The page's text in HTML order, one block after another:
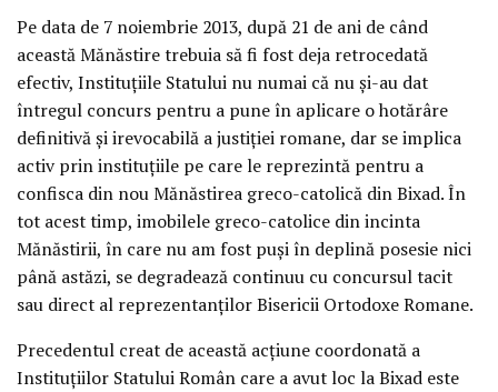
Pe data de 7 noiembrie 2013, după 21 de ani de când
această Mănăstire trebuia să fi fost deja retrocedată
efectiv, Instituţiile Statului nu numai că nu şi-au dat
întregul concurs pentru a pune în aplicare o hotărâre
definitivă şi irevocabilă a justiţiei romane, dar se implica
activ prin instituţiile pe care le reprezintă pentru a
confisca din nou Mănăstirea greco-catolică din Bixad. În
tot acest timp, imobilele greco-catolice din incinta
Mănăstirii, în care nu am fost puşi în deplină posesie nici
până astăzi, se degradează continuu cu concursul tacit
sau direct al reprezentanţilor Bisericii Ortodoxe Romane.
Precedentul creat de această acţiune coordonată a
Instituţiilor Statului Român care a avut loc la Bixad este